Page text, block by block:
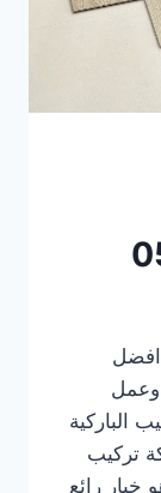
افضل
وعمل
الباركية
تركيب
خيار رائع